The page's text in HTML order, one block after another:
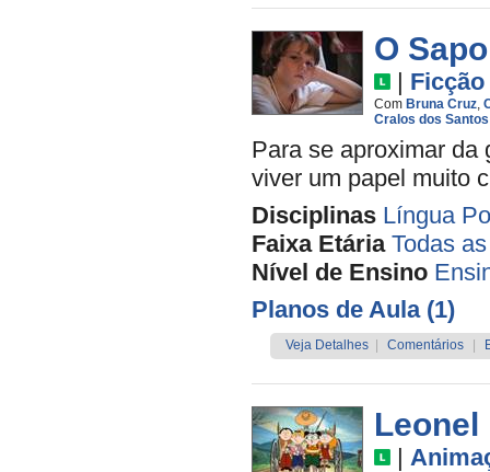
O Sapo
| Ficção
Com Bruna Cruz,
Cralos dos Santos
Para se aproximar da
viver um papel muito
Disciplinas Língua
Faixa Etária Todas
Nível de Ensino
Planos de Aula (1)
Veja Detalhes Comentários
Leonel
|